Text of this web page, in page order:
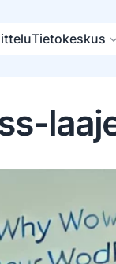
Tietokeskus